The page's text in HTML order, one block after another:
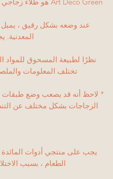
عند وضعه بشكل رقيق ، يميل
المعدنية.
نظرًا لطبيعة المسحوق للمواد
تختلف المعلومات
* لاحظ أنه قد يصعب وضع
الزجاجات بشكل مختلف عن
يجب على منتجي أدوات المائدة
الطعام ، بسبب